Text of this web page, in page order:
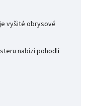
je vyšité obrysové
nabízí pohodlí